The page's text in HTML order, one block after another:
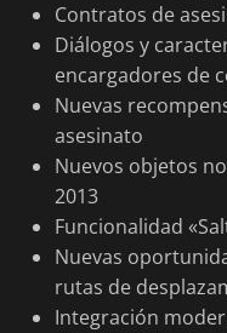
Contratos de
Diálogos y
encargadores de
Nuevas
asesinato
Nuevos objetos
2013
Funcionalidad
Nuevas
rutas de
Integración